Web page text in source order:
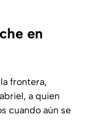
en
frontera,
a quien
cuando aún se